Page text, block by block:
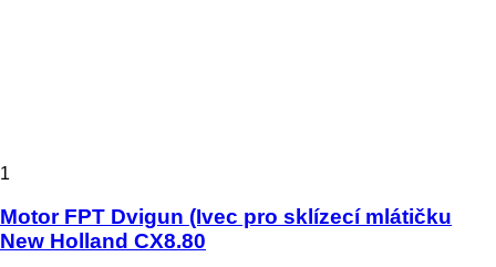
1
Motor FPT Dvigun (Ivec pro sklízecí mlátičku
New Holland CX8.80